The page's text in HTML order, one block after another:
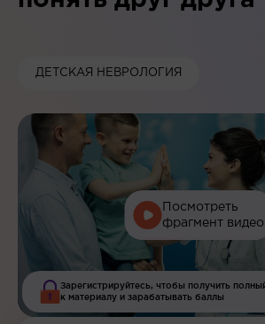
ДЕТСКАЯ НЕВРОЛОГИЯ
Посмотреть
фрагмент видео
Зарегистрируйтесь, чтобы получить
к материалу и зарабатывать баллы